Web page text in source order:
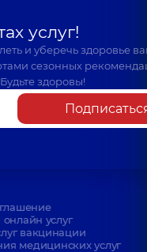
услуг!
и уберечь здоровье
сезонных
здоровы!
услуг
вакцинации
медицинских услуг